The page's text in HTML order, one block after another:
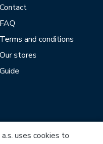
Contact
FAQ
Terms and conditions
Our stores
Guide
uses cookies to